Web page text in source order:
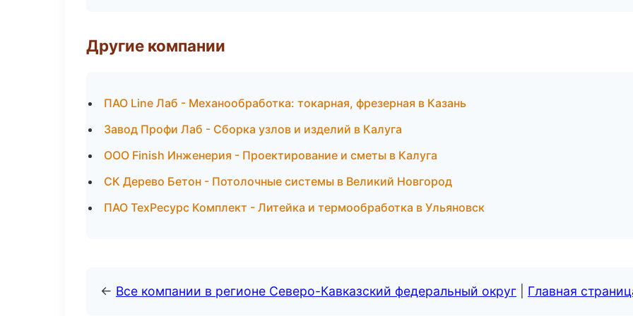
Другие компании
ПАО Line Лаб - Механообработка: токарная, фрезерная в Казань
Завод Профи Лаб - Сборка узлов и изделий в Калуга
ООО Finish Инженерия - Проектирование и сметы в Калуга
СК Дерево Бетон - Потолочные системы в Великий Новгород
ПАО ТехРесурс Комплект - Литейка и термообработка в Ульяновск
← Все компании в регионе Северо-Кавказский федеральный округ Главная